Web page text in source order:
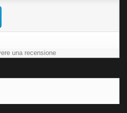
una recensione